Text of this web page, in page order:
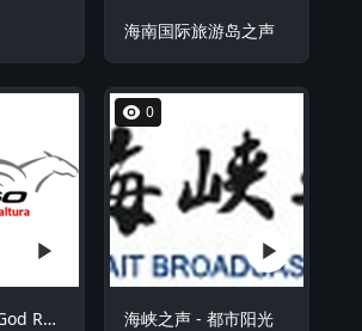
海南国际旅游岛之声
True Life In God Radio Chinese
0
海峡之声 - 都市阳光